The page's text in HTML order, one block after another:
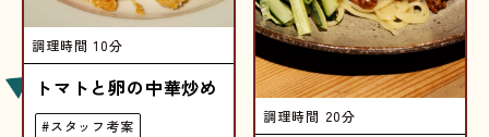
調理時間 10分
トマトと卵の中華炒め
#スタッフ考案
調理時間 20分